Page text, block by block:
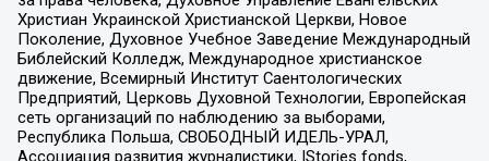
Христиан Украинской Христианской Церкви, Новое
Поколение, Духовное Учебное Заведение Международный
Библейский Колледж, Международное христианское
движение, Всемирный Институт Саентологических
Предприятий, Церковь Духовной Технологии, Европейская
сеть организаций по наблюдению за выборами,
Республика Польша, СВОБОДНЫЙ ИДЕЛЬ-УРАЛ,
Ассоциация развития журналистики, IStories fonds,